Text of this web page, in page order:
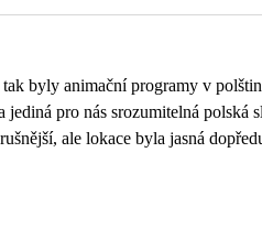
byly animační programy v
jediná pro nás srozumitelná
ale lokace byla jasná